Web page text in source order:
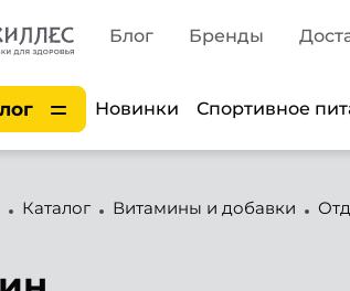
Блог Бренды
Новинки Спортивное
Каталог Витамины и добавки